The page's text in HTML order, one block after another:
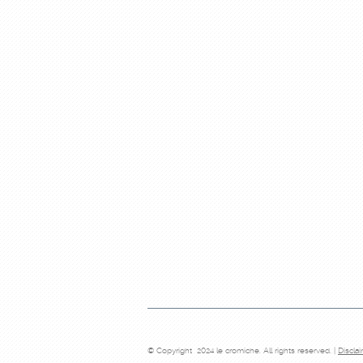
© Copyright 2024 le cromiche. All rights reserved. |